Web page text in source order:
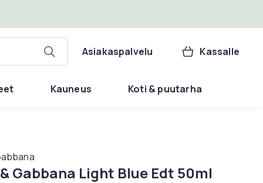
Asiakaspalvelu Kassalle
Kauneus Koti & puutarha
Gabbana Light Blue Edt 50ml